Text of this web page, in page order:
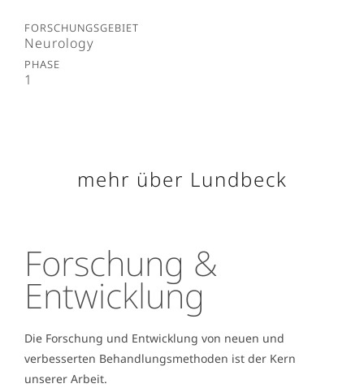
Neurology
1
mehr über Lundbeck
Forschung &
Entwicklung
Die Forschung und Entwicklung von neuen und
verbesserten Behandlungsmethoden ist der Kern
unserer Arbeit.